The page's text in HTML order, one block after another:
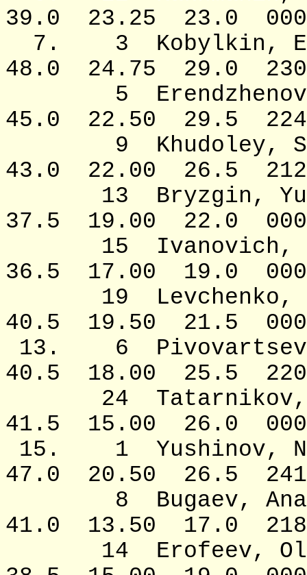
39.0 23.25 23.0
7. 3
48.0 24.75 29.0
5
45.0 22.50 29.5
9
43.0 22.00 26.5
13
37.5 19.00 22.0
15
36.5 17.00 19.0
19
40.5 19.50 21.5
13. 6
40.5 18.00 25.5
24
41.5 15.00 26.0
15. 1
47.0 20.50 26.5
8 Bugaev,
41.0 13.50 17.0
14